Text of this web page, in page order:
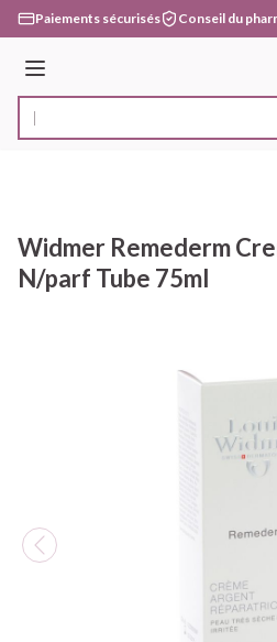
Aller au contenu
Paiements sécurisés Conseil du
Menu
Rechercher
Widmer Remederm
N/parf Tube 75ml